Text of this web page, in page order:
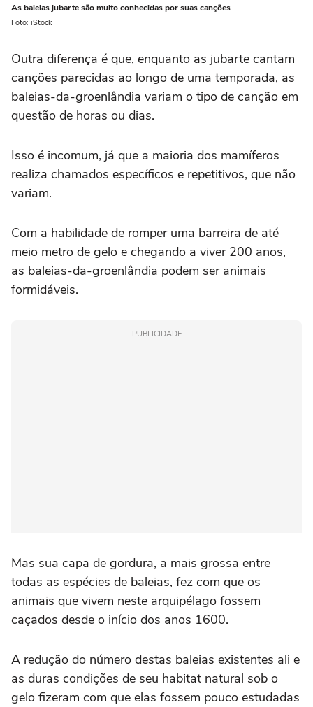
As baleias jubarte são muito conhecidas por suas canções
Foto: iStock
Outra diferença é que, enquanto as jubarte cantam
canções parecidas ao longo de uma temporada, as
baleias-da-groenlândia variam o tipo de canção em
questão de horas ou dias.
Isso é incomum, já que a maioria dos mamíferos
realiza chamados específicos e repetitivos, que não
variam.
Com a habilidade de romper uma barreira de até
meio metro de gelo e chegando a viver 200 anos,
as baleias-da-groenlândia podem ser animais
formidáveis.
PUBLICIDADE
Mas sua capa de gordura, a mais grossa entre
todas as espécies de baleias, fez com que os
animais que vivem neste arquipélago fossem
caçados desde o início dos anos 1600.
A redução do número destas baleias existentes ali e
as duras condições de seu habitat natural sob o
gelo fizeram com que elas fossem pouco estudadas